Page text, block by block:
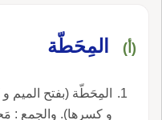
(أ) المِحَطّة
المِحَطّة (بفتح الميم
و كسرها). والجمع : مَحاطّ، ومِحَطَّات.